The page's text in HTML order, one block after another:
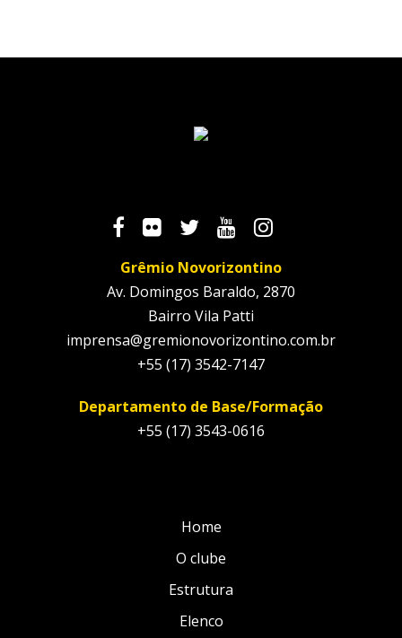
Grêmio Novorizontino
Av. Domingos Baraldo, 2870
Bairro Vila Patti
imprensa@gremionovorizontino.com.br
+55 (17) 3542-7147
Departamento de Base/Formação
+55 (17) 3543-0616
Home
O clube
Estrutura
Elenco